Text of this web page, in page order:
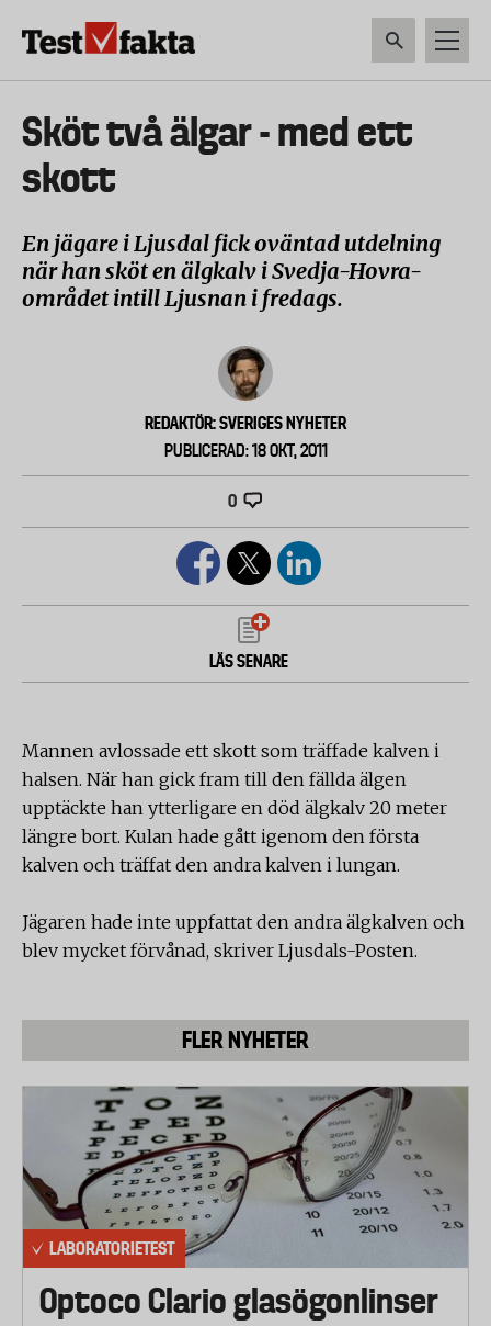
Huvudmeny
ny
TEKNIK
Sköt två älgar - med ett
skott
En jägare i Ljusdal fick oväntad utdelning
när han sköt en älgkalv i Svedja-Hovra-
området intill Ljusnan i fredags.
REDAKTÖR: SVERIGES NYHETER
PUBLICERAD: 18 OKT, 2011
0
LÄS SENARE
Mannen avlossade ett skott som träffade kalven i
halsen. När han gick fram till den fällda älgen
upptäckte han ytterligare en död älgkalv 20 meter
längre bort. Kulan hade gått igenom den första
kalven och träffat den andra kalven i lungan.
Jägaren hade inte uppfattat den andra älgkalven och
blev mycket förvånad, skriver Ljusdals-Posten.
FLER NYHETER
LABORATORIETEST
Optoco Clario glasögonlinser